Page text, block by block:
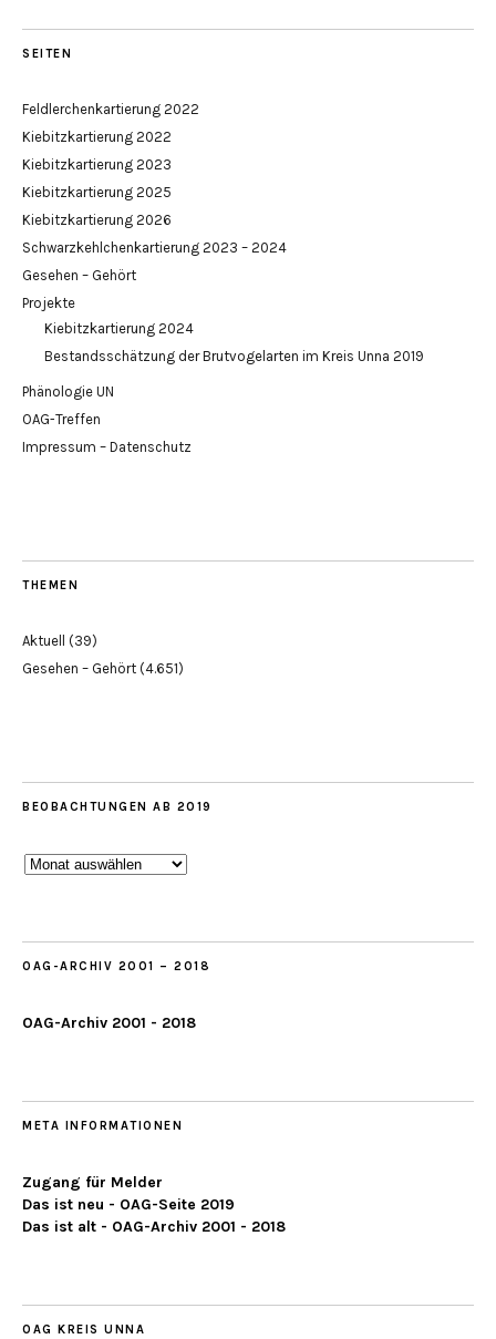
SEITEN
Feldlerchenkartierung 2022
Kiebitzkartierung 2022
Kiebitzkartierung 2023
Kiebitzkartierung 2025
Kiebitzkartierung 2026
Schwarzkehlchenkartierung 2023 – 2024
Gesehen – Gehört
Projekte
Kiebitzkartierung 2024
Bestandsschätzung der Brutvogelarten im Kreis Unna 2019
Phänologie UN
OAG-Treffen
Impressum – Datenschutz
THEMEN
Aktuell
(39)
Gesehen – Gehört (4.651)
BEOBACHTUNGEN AB 2019
Beobachtungen
OAG-ARCHIV 2001 – 2018
OAG-Archiv 2001 - 2018
META INFORMATIONEN
Zugang für Melder
Das ist neu - OAG-Seite 2019
Das ist alt - OAG-Archiv 2001 - 2018
OAG KREIS UNNA